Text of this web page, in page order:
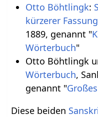
Otto Böhtlingk:
kürzerer Fassung
1889, genannt "
Wörterbuch"
Otto Böhtlingk
Wörterbuch,
genannt "
Diese beiden